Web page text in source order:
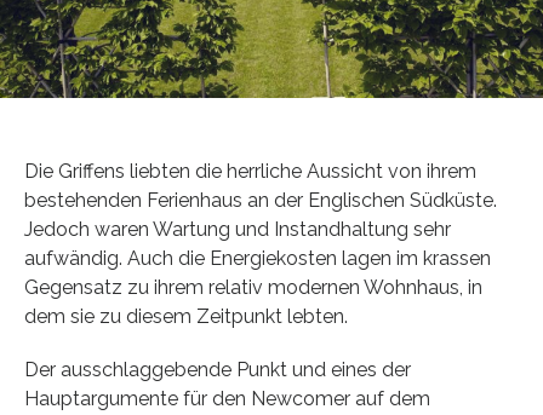
Die Griffens liebten die herrliche Aussicht von ihrem
bestehenden Ferienhaus an der Englischen Südküste.
Jedoch waren Wartung und Instandhaltung sehr
aufwändig. Auch die Energiekosten lagen im krassen
Gegensatz zu ihrem relativ modernen Wohnhaus, in
dem sie zu diesem Zeitpunkt lebten.
Der ausschlaggebende Punkt und eines der
Hauptargumente für den Newcomer auf dem